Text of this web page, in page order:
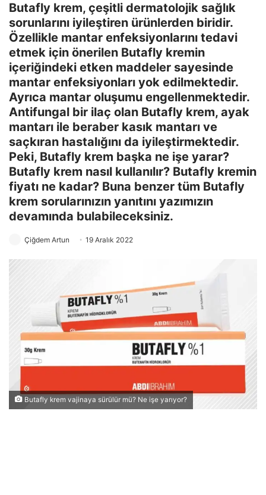
Butafly krem, çeşitli dermatolojik sağlık
sorunlarını iyileştiren ürünlerden biridir.
Özellikle mantar enfeksiyonlarını tedavi
etmek için önerilen Butafly kremin
içeriğindeki etken maddeler sayesinde
mantar enfeksiyonları yok edilmektedir.
Ayrıca mantar oluşumu engellenmektedir.
Antifungal bir ilaç olan Butafly krem, ayak
mantarı ile beraber kasık mantarı ve
saçkıran hastalığını da iyileştirmektedir.
Peki, Butafly krem başka ne işe yarar?
Butafly krem nasıl kullanılır? Butafly kremin
fiyatı ne kadar? Buna benzer tüm Butafly
krem sorularınızın yanıtını yazımızın
devamında bulabileceksiniz.
Çiğdem Artun 19 Aralık 2022
Butafly krem vajinaya sürülür mü? Ne işe yarıyor?